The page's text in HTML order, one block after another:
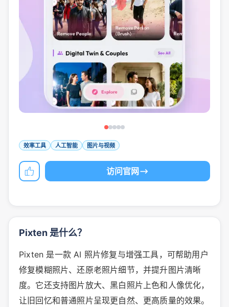
效率工具 人工智能 图片与视频
访问官网
Pixten 是什么？
Pixten 是一款 AI 照片修复与增强工具，可帮助用户
修复模糊照片、还原老照片细节，并提升图片清晰
度。它还支持图片放大、黑白照片上色和人像优化，
让旧回忆和普通照片呈现更自然、更高质量的效果。